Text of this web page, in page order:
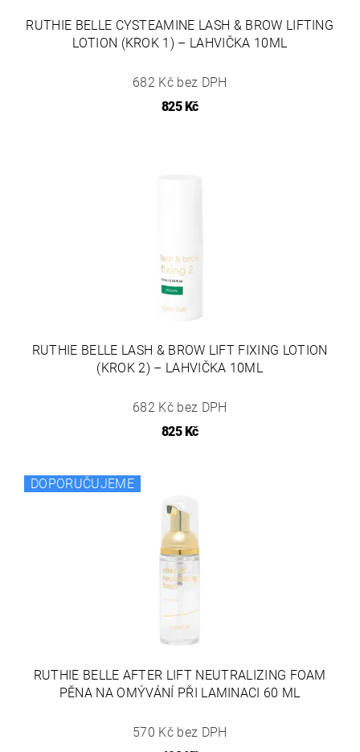
RUTHIE BELLE CYSTEAMINE LASH & BROW LIFTING
LOTION (KROK 1) – LAHVIČKA 10ML
682 Kč bez DPH
825 Kč
RUTHIE BELLE LASH & BROW LIFT FIXING LOTION
(KROK 2) – LAHVIČKA 10ML
682 Kč bez DPH
825 Kč
DOPORUČUJEME
RUTHIE BELLE AFTER LIFT NEUTRALIZING FOAM
PĚNA NA OMÝVÁNÍ PŘI LAMINACI 60 ML
570 Kč bez DPH